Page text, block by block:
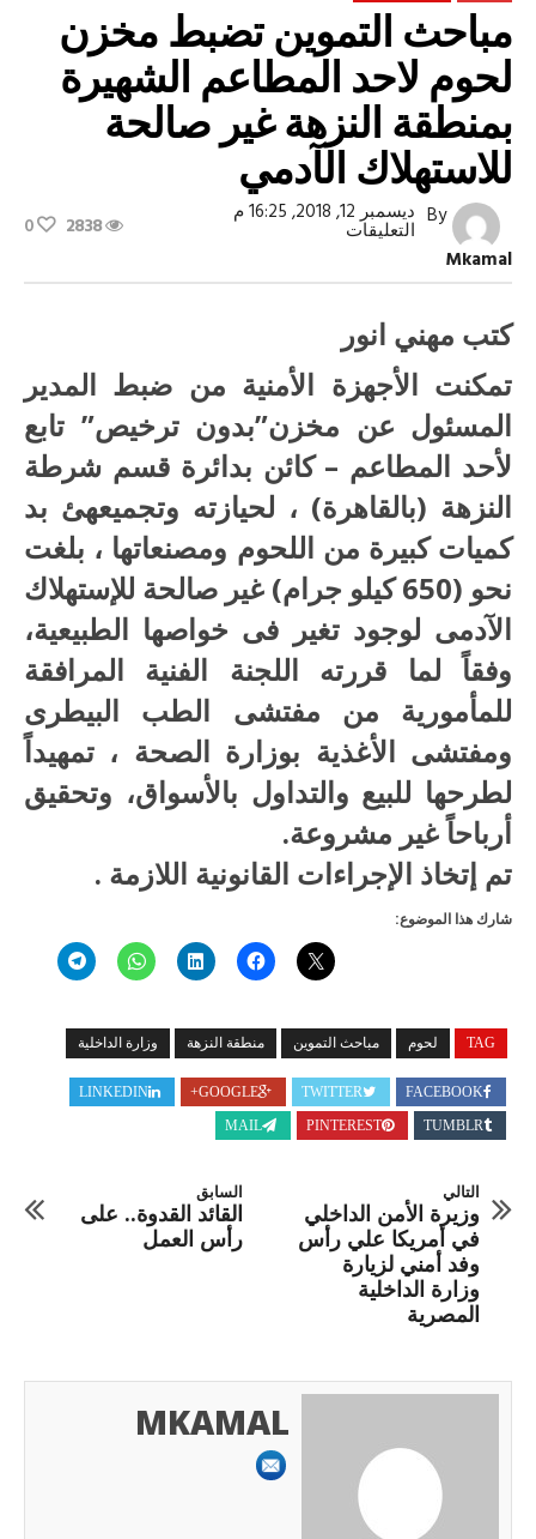
مباحث التموين تضبط مخزن
لحوم لاحد المطاعم الشهيرة
بمنطقة النزهة غير صالحة
للاستهلاك الآدمي
By
Mkamal
ديسمبر 12, 2018, 16:25 م
التعليقاتعلى
تضبط
لاحد
الشهيرة
بمنطقة
النزهة
غير
صالحة
للاستهلاك
الآدمي
مغلقة
2838
0
كتب مهني انور
تمكنت الأجهزة الأمنية من ضبط المدير
المسئول عن مخزن”بدون ترخيص” تابع
لأحد المطاعم – كائن بدائرة قسم شرطة
النزهة (بالقاهرة) ، لحيازته وتجميعهئ بد
كميات كبيرة من اللحوم ومصنعاتها ، بلغت
نحو (650 كيلو جرام) غير صالحة للإستهلاك
الآدمى لوجود تغير فى خواصها الطبيعية،
وفقاً لما قررته اللجنة الفنية المرافقة
للمأمورية من مفتشى الطب البيطرى
ومفتشى الأغذية بوزارة الصحة ، تمهيداً
لطرحها للبيع والتداول بالأسواق، وتحقيق
أرباحاً غير مشروعة.
تم إتخاذ الإجراءات القانونية اللازمة .
شارك هذا الموضوع:
TAG لحوم مباحث التموين منطقة النزهة وزارة الداخلية
FACEBOOK
TWITTER
GOOGLE+
LINKEDIN
TUMBLR
PINTEREST
MAIL
السابق
القائد القدوة.. على
رأس العمل
التالي
وزيرة الأمن الداخلي
في أمريكا علي رأس
وفد أمني لزيارة
وزارة الداخلية
المصرية
MKAMAL